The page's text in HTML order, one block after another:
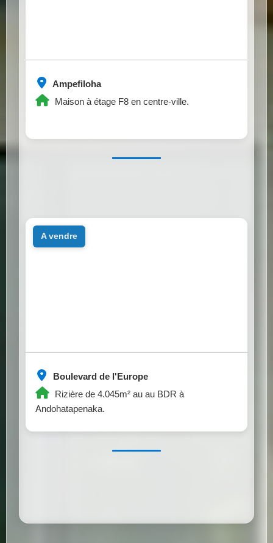
Ampefiloha
Maison à étage F8 en centre-ville.
Boulevard de l'Europe
Rizière de 4.045m² au au BDR à
Andohatapenaka.
a vendre